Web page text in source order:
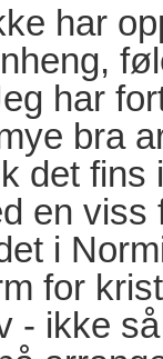
har
har
bra
det
en
i
for
- ikke